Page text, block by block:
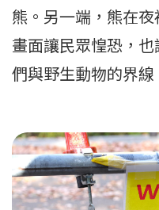
熊。另一端，熊在
畫面讓民眾惶恐，
們與野生動物的界